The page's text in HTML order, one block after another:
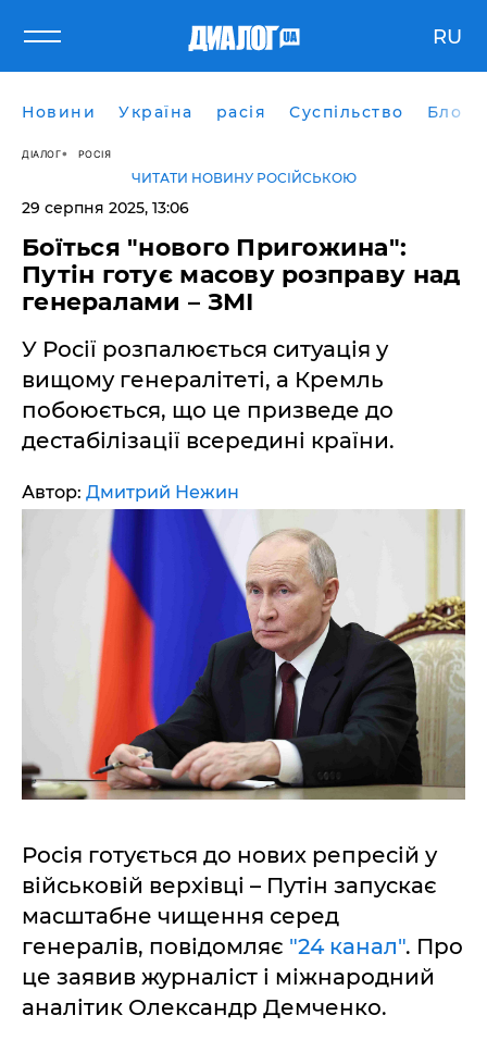
RU
Новини Україна расія Суспільство Блоги
ДІАЛОГ РОСІЯ
ЧИТАТИ НОВИНУ РОСІЙСЬКОЮ
29 серпня 2025, 13:06
Боїться "нового Пригожина":
Путін готує масову розправу над
генералами – ЗМІ
У Росії розпалюється ситуація у
вищому генералітеті, а Кремль
побоюється, що це призведе до
дестабілізації всередині країни.
Автор: Дмитрий Нежин
Росія готується до нових репресій у
військовій верхівці – Путін запускає
масштабне чищення серед
генералів, повідомляє "24 канал". Про
це заявив журналіст і міжнародний
аналітик Олександр Демченко.